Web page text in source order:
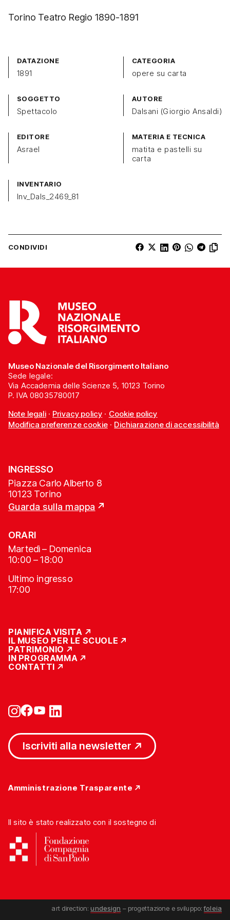
Torino Teatro Regio 1890-1891
DATAZIONE
1891
CATEGORIA
opere su carta
SOGGETTO
Spettacolo
AUTORE
Dalsani (Giorgio Ansaldi)
EDITORE
Asrael
MATERIA E TECNICA
matita e pastelli su
carta
INVENTARIO
Inv_Dals_2469_81
CONDIVIDI
Museo Nazionale del Risorgimento Italiano
Sede legale:
Via Accademia delle Scienze 5, 10123 Torino
P. IVA 08035780017
Note legali· Privacy policy · Cookie policy
Modifica preferenze cookie· Dichiarazione di accessibilità
INGRESSO
Piazza Carlo Alberto 8
10123 Torino
Guarda sulla mappa
ORARI
Martedì – Domenica
10:00 – 18:00
Ultimo ingresso
17:00
PIANIFICA VISITA
IL MUSEO PER LE SCUOLE
PATRIMONIO
IN PROGRAMMA
CONTATTI
Iscriviti alla newsletter
Amministrazione Trasparente
Il sito è stato realizzato con il sostegno di
art direction:undesign – progettazione e sviluppo:foleia